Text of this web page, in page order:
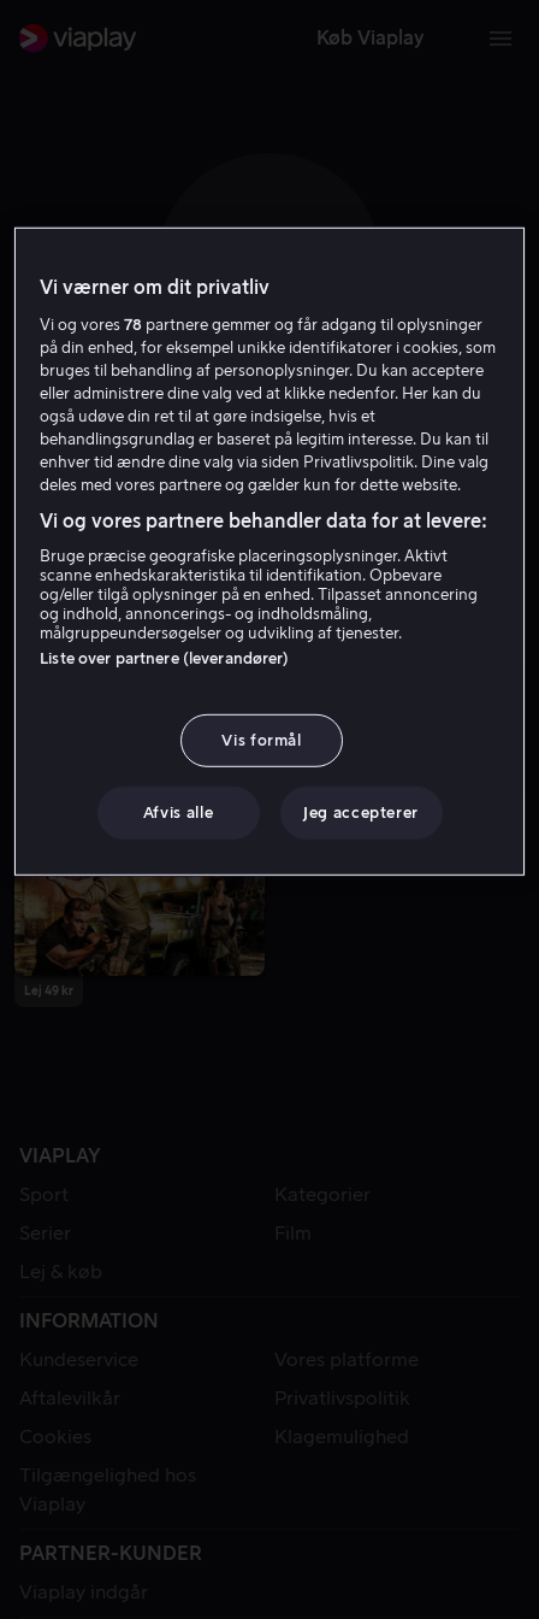
Køb Viaplay
A T H
Andrew Thomas
Hunt
Filmproducent Instruktør
Lej 49 kr
Lej 49 kr
VIAPLAY
Sport
Kategorier
Serier
Film
Lej & køb
INFORMATION
Kundeservice
Vores platforme
Aftalevilkår
Privatlivspolitik
Cookies
Klagemulighed
Tilgængelighed hos
Viaplay
PARTNER-KUNDER
Viaplay indgår
Vi værner om dit privatliv
Vi og vores78 partnere gemmer og får adgang til oplysninger
på din enhed, for eksempel unikke identifikatorer i cookies, som
bruges til behandling af personoplysninger. Du kan acceptere
eller administrere dine valg ved at klikke nedenfor. Her kan du
også udøve din ret til at gøre indsigelse, hvis et
behandlingsgrundlag er baseret på legitim interesse. Du kan til
enhver tid ændre dine valg via siden Privatlivspolitik. Dine valg
deles med vores partnere og gælder kun for dette website.
Vi og vores partnere behandler data for at levere:
Bruge præcise geografiske placeringsoplysninger. Aktivt
scanne enhedskarakteristika til identifikation. Opbevare
og/eller tilgå oplysninger på en enhed. Tilpasset annoncering
og indhold, annoncerings- og indholdsmåling,
målgruppeundersøgelser og udvikling af tjenester.
Liste over partnere (leverandører)
Vis formål
Afvis alle Jeg accepterer